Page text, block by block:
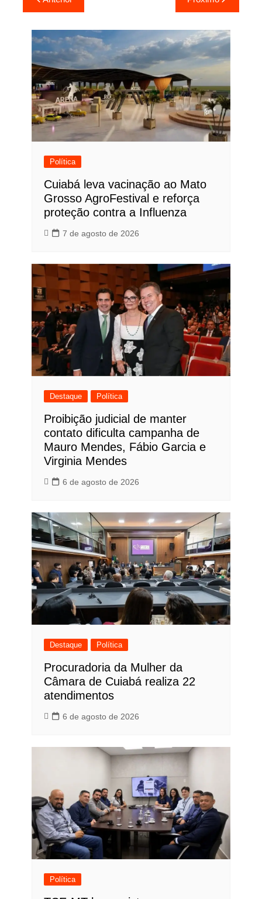
de
Post
Política
Cuiabá leva vacinação ao Mato
Grosso AgroFestival e reforça
proteção contra a Influenza
7 de agosto de 2026
Destaque Política
Proibição judicial de manter
contato dificulta campanha de
Mauro Mendes, Fábio Garcia e
Virginia Mendes
6 de agosto de 2026
Destaque Política
Procuradoria da Mulher da
Câmara de Cuiabá realiza 22
atendimentos
6 de agosto de 2026
Política